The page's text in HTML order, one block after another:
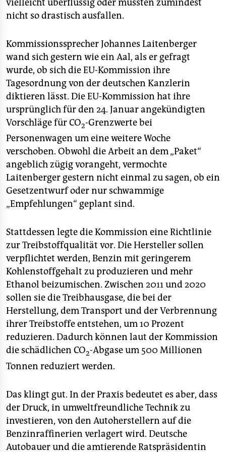
epaper login
vielleicht überflüssig oder müssten zumindest
nicht so drastisch ausfallen.
Kommissionssprecher Johannes Laitenberger
wand sich gestern wie ein Aal, als er gefragt
wurde, ob sich die EU-Kommission ihre
Tagesordnung von der deutschen Kanzlerin
diktieren lässt. Die EU-Kommission hat ihre
ursprünglich für den 24. Januar angekündigten
Vorschläge für CO2-Grenzwerte bei
Personenwagen um eine weitere Woche
verschoben. Obwohl die Arbeit an dem „Paket“
angeblich zügig vorangeht, vermochte
Laitenberger gestern nicht einmal zu sagen, ob ein
Gesetzentwurf oder nur schwammige
„Empfehlungen“ geplant sind.
Stattdessen legte die Kommission eine Richtlinie
zur Treibstoffqualität vor. Die Hersteller sollen
verpflichtet werden, Benzin mit geringerem
Kohlenstoffgehalt zu produzieren und mehr
Ethanol beizumischen. Zwischen 2011 und 2020
sollen sie die Treibhausgase, die bei der
Herstellung, dem Transport und der Verbrennung
ihrer Treibstoffe entstehen, um 10 Prozent
reduzieren. Dadurch können laut der Kommission
die schädlichen CO2-Abgase um 500 Millionen
Tonnen reduziert werden.
Das klingt gut. In der Praxis bedeutet es aber, dass
der Druck, in umweltfreundliche Technik zu
investieren, von den Autoherstellern auf die
Benzinraffinerien verlagert wird. Deutsche
Autobauer und die amtierende Ratspräsidentin